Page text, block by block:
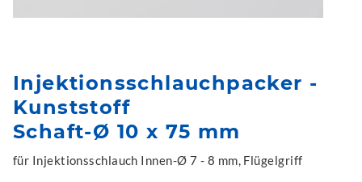
Injektionsschlauchpacker -
Kunststoff
Schaft-Ø 10 x 75 mm
für Injektionsschlauch Innen-Ø 7 - 8 mm, Flügelgriff